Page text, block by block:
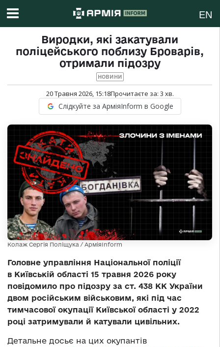
EN
Виродки, які закатували
поліцейського поблизу Броварів,
отримали підозру
НОВИНИ
20 Травня 2026, 15:18Прочитаєте за: 3 хв.
Слідкуйте за АрміяInform в Google
Колаж Сергія Поліщука / АрміяInform
Головне управління Національної поліції
в Київській області 15 травня 2026 року
повідомило про підозру за ст. 438 КК України
двом російським військовим, які під час
тимчасової окупації Київської області у 2022
році затримували й катували цивільних.
Детальне досьє на цих окупантів